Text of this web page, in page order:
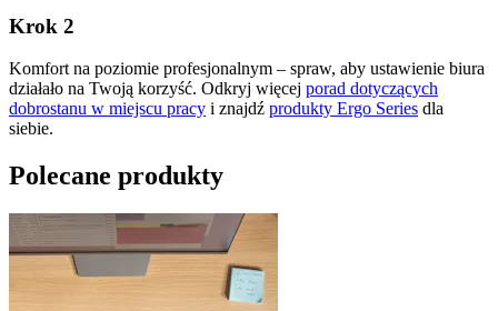
Krok 2
Komfort na poziomie profesjonalnym – spraw, aby ustawienie biura
działało na Twoją korzyść. Odkryj więcej porad dotyczących
dobrostanu w miejscu pracy i znajdź produkty Ergo Series dla
siebie.
Polecane produkty